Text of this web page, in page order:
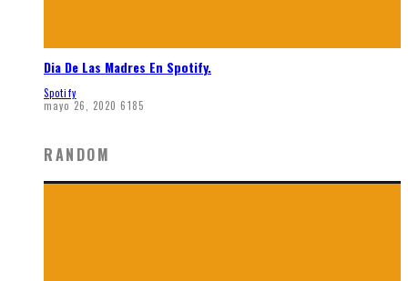
Dia De Las Madres En Spotify.
Spotify
mayo 26, 2020 6185
RANDOM